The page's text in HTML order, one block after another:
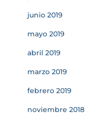
junio 2019
mayo 2019
abril 2019
marzo 2019
febrero 2019
noviembre 2018